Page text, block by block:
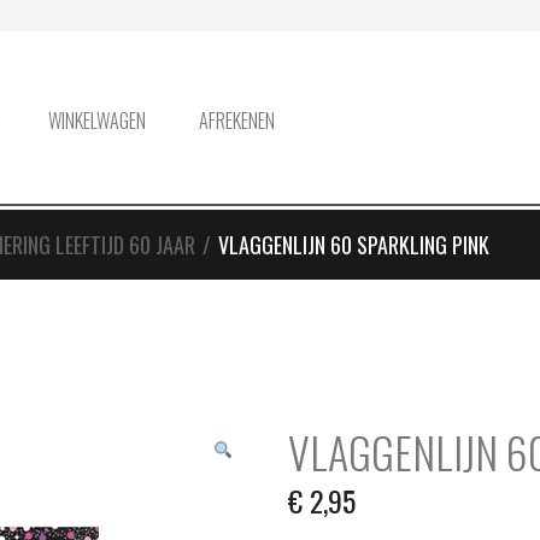
WINKELWAGEN AFREKENEN
LEEFTIJD 60 JAAR / VLAGGENLIJN 60 SPARKLING PINK
VLAGGENLIJN
€2,95